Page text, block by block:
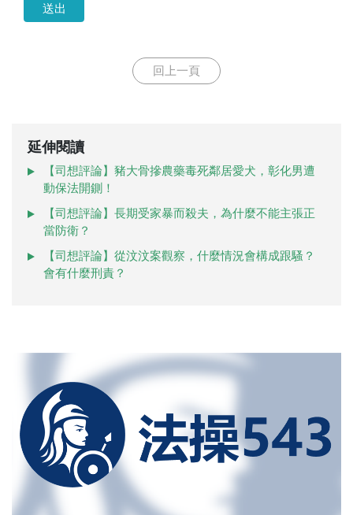
送出
回上一頁
延伸閱讀
【司想評論】豬大骨摻農藥毒死鄰居愛犬，彰化男遭
動保法開鍘！
【司想評論】長期受家暴而殺夫，為什麼不能主張正
當防衛？
【司想評論】從汶汶案觀察，什麼情況會構成跟騷？
會有什麼刑責？